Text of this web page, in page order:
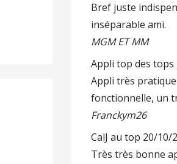
Bref juste
inséparable ami.
MGM ET MM
Appli top des tops
Appli très
fonctionnelle, un
Franckym26
CalJ au top 20/10/
Très très bonne